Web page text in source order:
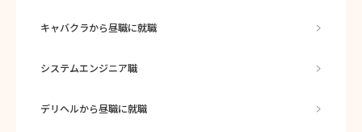
キャバクラから昼職に就職
システムエンジニア職
デリヘルから昼職に就職